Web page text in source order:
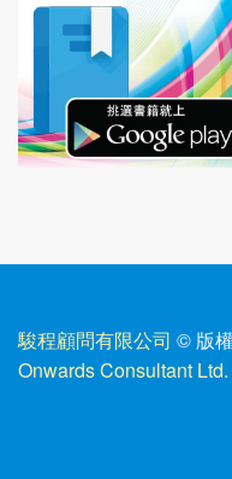
駿程顧問有限公司 © 版
Onwards Consultant Ltd.